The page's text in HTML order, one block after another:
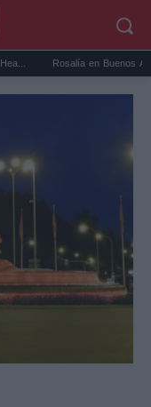
Rosalía en Buenos Aires: